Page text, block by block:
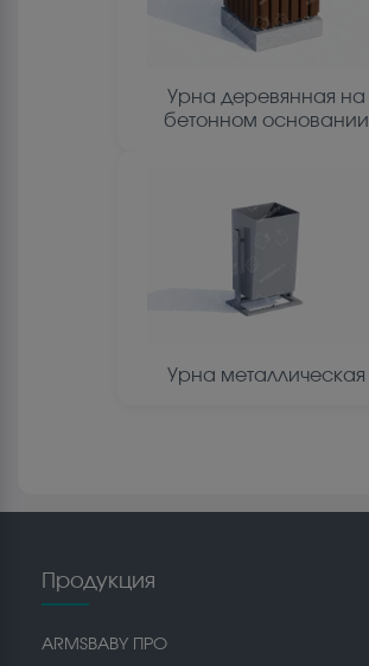
Урна деревянная на
бетонном основании
Урна металлическая
Продукция
ARMSBABY ПРО